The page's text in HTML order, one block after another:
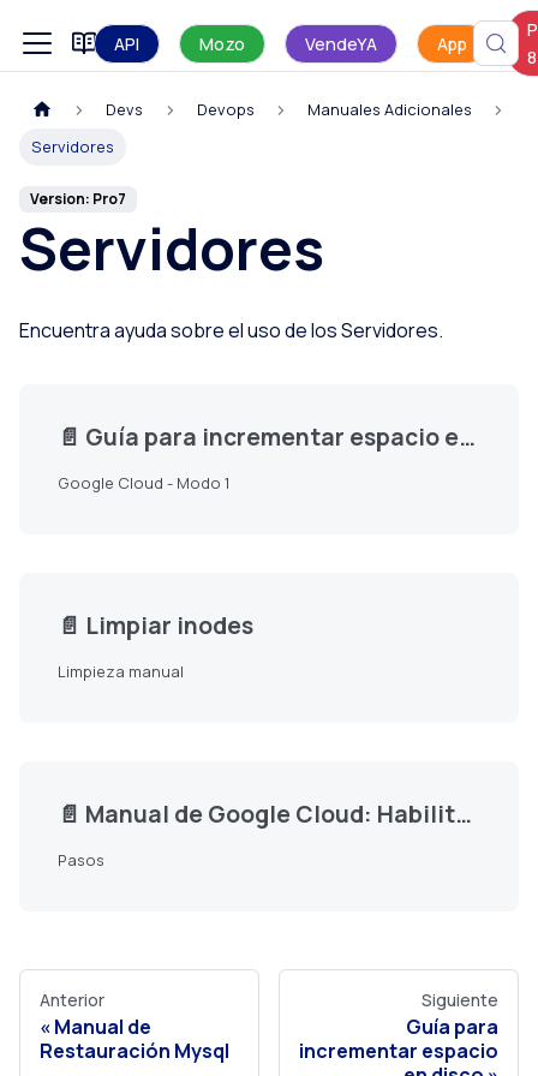
Manual de uso
API Mozo VendeYA App
8
Devs Devops
Manuales Adicionales
Servidores
Version: Pro7
Servidores
Encuentra ayuda sobre el uso de los Servidores.
📄️ Guía para incrementar espacio en disco
Google Cloud - Modo 1
📄️ Limpiar inodes
Limpieza manual
📄️ Manual de Google Cloud: Habilitando Puertos en Firewall
Pasos
Anterior
Manual de
Restauración Mysql
Siguiente
Guía para
incrementar espacio